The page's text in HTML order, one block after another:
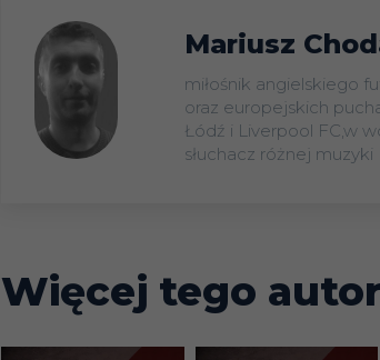
Mariusz
miłośnik angielskiego
oraz europejskich
Łódź i Liverpool FC,w
słuchacz różnej muzyki
Więcej tego